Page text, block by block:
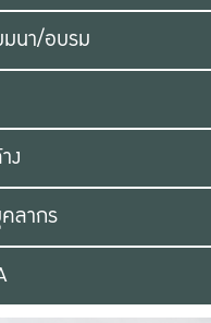
นา/อบรม
ง
ลากร